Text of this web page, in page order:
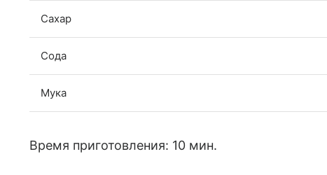
Сахар
Сода
Мука
Время приготовления: 10 мин.